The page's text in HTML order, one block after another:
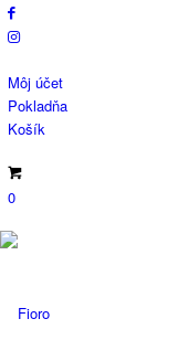
Môj účet
Pokladňa
Košík
0